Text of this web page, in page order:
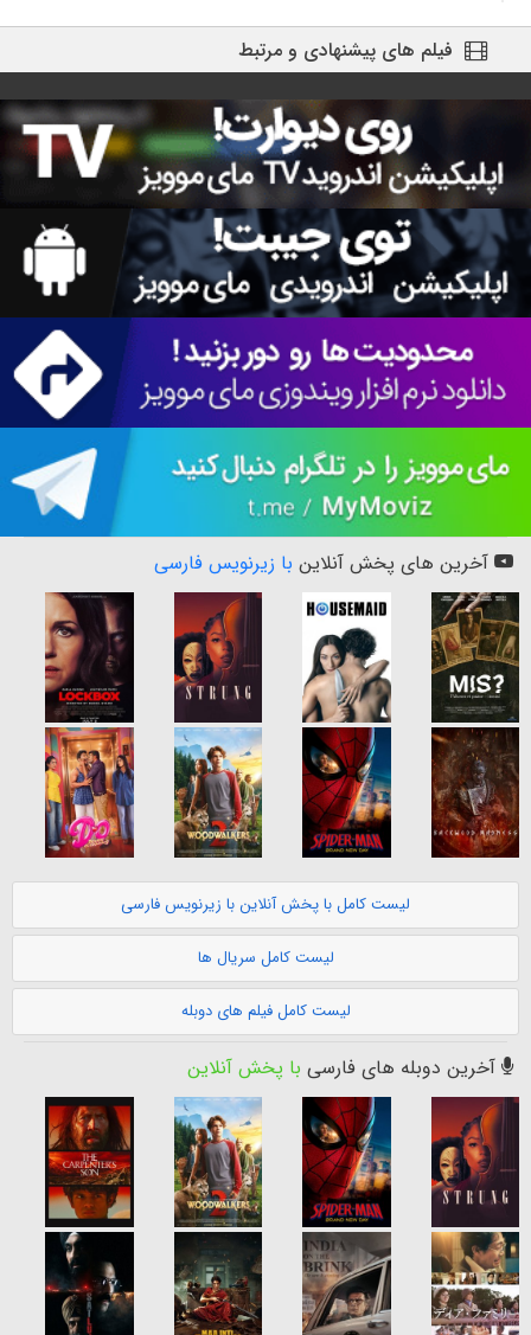
فیلم های پیشنهادی و مرتبط
آخرین های پخش آنلاین با زیرنویس فارسی
لیست کامل با پخش آنلاین با زیرنویس فارسی
لیست کامل سریال ها
لیست کامل فیلم های دوبله
آخرین دوبله های فارسی با پخش آنلاین